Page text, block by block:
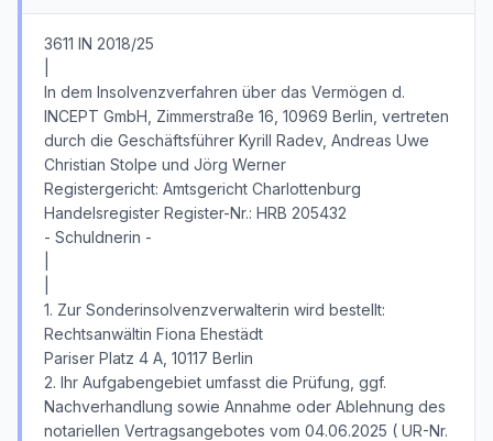
3611 IN 2018/25
In dem Insolvenzverfahren über das Vermögen d.
INCEPT GmbH, Zimmerstraße 16, 10969 Berlin, vertreten
durch die Geschäftsführer Kyrill Radev, Andreas Uwe
Christian Stolpe und Jörg Werner
Registergericht: Amtsgericht Charlottenburg
Handelsregister Register-Nr.: HRB 205432
- Schuldnerin -
1. Zur Sonderinsolvenzverwalterin wird bestellt:
Rechtsanwältin Fiona Ehestädt
Pariser Platz 4 A, 10117 Berlin
2. Ihr Aufgabengebiet umfasst die Prüfung, ggf.
Nachverhandlung sowie Annahme oder Ablehnung des
notariellen Vertragsangebotes vom 04.06.2025 ( UR-Nr.